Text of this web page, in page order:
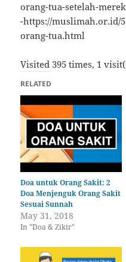
orang-tua-setelah-
-https://muslimah.or.id/
orang-tua.html
Visited 395 times, 1
RELATED
Doa untuk Orang Sakit: 2
Doa Menjenguk Orang Sakit
Sesuai Sunnah
May 31, 2018
In "Doa & Zikir"